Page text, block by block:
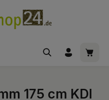
0 von 5 Sternen
175 cm KDI